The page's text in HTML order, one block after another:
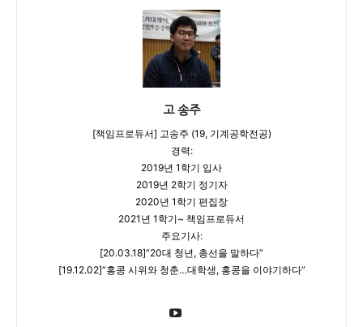
고 송주
[책임프로듀서] 고송주 (19, 기계공학전공)
경력:
2019년 1학기 입사
2019년 2학기 정기자
2020년 1학기 편집장
2021년 1학기~ 책임프로듀서
주요기사:
[20.03.18]“20대 청년, 총선을 말하다”
[19.12.02]“홍콩 시위와 청춘…대학생, 홍콩을 이야기하다”